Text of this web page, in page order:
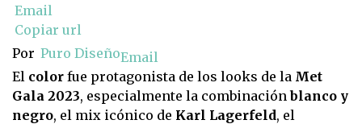
Email
Copiar url
Por Puro DiseñoEmail
El color fue protagonista de los looks de la Met
Gala 2023, especialmente la combinaciónblanco y
negro, el mix icónico de Karl Lagerfeld, el